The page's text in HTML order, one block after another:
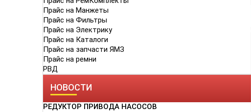
Прайс на Манжеты
Прайс на Фильтры
Прайс на Электрику
Прайс на Каталоги
Прайс на запчасти ЯМЗ
Прайс на ремни
РВД
НОВОСТИ
РЕДУКТОР ПРИВОДА НАСОСОВ